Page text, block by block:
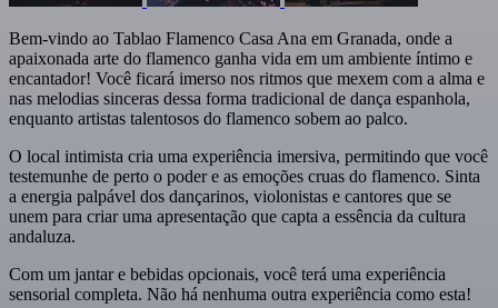
Bem-vindo ao Tablao Flamenco Casa Ana em Granada, onde a
apaixonada arte do flamenco ganha vida em um ambiente íntimo e
encantador! Você ficará imerso nos ritmos que mexem com a alma e
nas melodias sinceras dessa forma tradicional de dança espanhola,
enquanto artistas talentosos do flamenco sobem ao palco.
O local intimista cria uma experiência imersiva, permitindo que você
testemunhe de perto o poder e as emoções cruas do flamenco. Sinta
a energia palpável dos dançarinos, violonistas e cantores que se
unem para criar uma apresentação que capta a essência da cultura
andaluza.
Com um jantar e bebidas opcionais, você terá uma experiência
sensorial completa. Não há nenhuma outra experiência como esta!